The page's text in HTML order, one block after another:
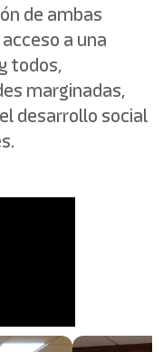
de ambas
a una
todos,
marginadas,
desarrollo social